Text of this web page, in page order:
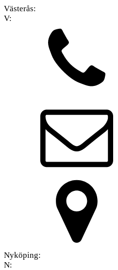
Västerås:
V:
Nyköping:
N: